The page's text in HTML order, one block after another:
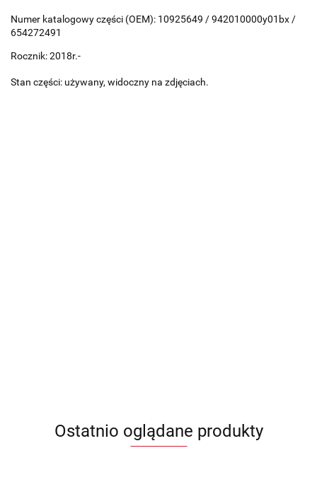
Numer katalogowy części (OEM): 10925649 / 942010000y01bx /
654272491
Rocznik: 2018r.-
Stan części: używany, widoczny na zdjęciach.
Ostatnio oglądane produkty